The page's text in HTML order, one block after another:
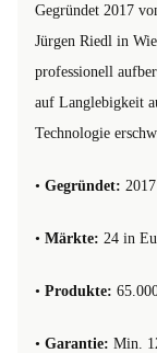
Gegründet 2017
Jürgen Riedl in
professionell
auf Langlebigkeit
Technologie
• Gegründet: 2017
• Märkte: 24 in
• Produkte:
• Garantie: Min.